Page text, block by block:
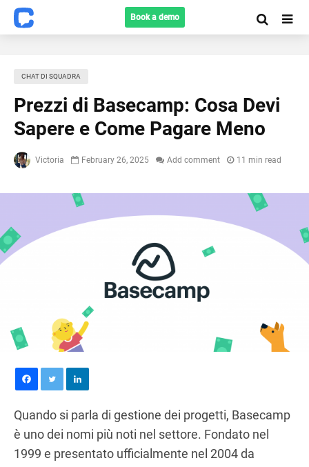
Book a demo
CHAT DI SQUADRA
Prezzi di Basecamp: Cosa Devi
Sapere e Come Pagare Meno
Victoria February 26, 2025 Add comment 11 min read
Quando si parla di gestione dei progetti, Basecamp
è uno dei nomi più noti nel settore. Fondato nel
1999 e presentato ufficialmente nel 2004 da